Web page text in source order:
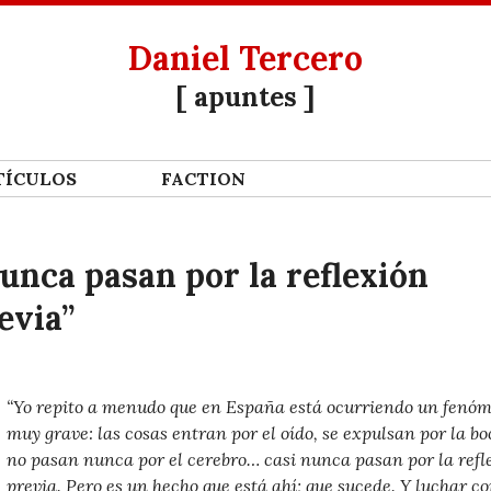
Daniel Tercero
[ apuntes ]
FACTION
pasan por la reflexión
“Yo repito a menudo que en España está ocurriendo un
muy grave: las cosas entran por el oído, se expulsan por la
no pasan nunca por el cerebro… casi nunca pasan por la
previa. Pero es un hecho que está ahí; que sucede. Y luchar